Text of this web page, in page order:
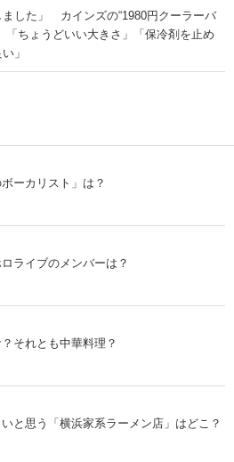
ました」 カインズの“1980円クーラーバ
ちょうどいい大きさ」「保冷剤を止め
」
ーカリスト」は？
ライブのメンバーは？
それとも中華料理？
と思う「横浜家系ラーメン店」はどこ？